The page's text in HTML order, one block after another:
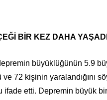
BİR KEZ DAHA
büyüklüğünün 5.9
72 kişinin yaralandığını
ifade etti. Depremin büyük